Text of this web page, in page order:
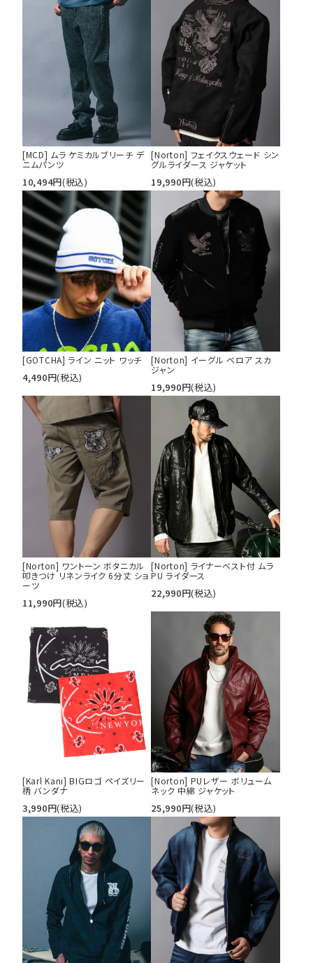
[MCD] ムラ ケミカルブリーチ デ
ニムパンツ
10,494円(税込)
[Norton] フェイクスウェード シン
グルライダース ジャケット
19,990円(税込)
[GOTCHA] ライン ニット ワッチ
4,490円(税込)
[Norton] イーグル ベロア スカ
ジャン
19,990円(税込)
[Norton] ワントーン ボタニカル
叩きつけ リネンライク 6分丈 ショ
ーツ
11,990円(税込)
[Norton] ライナーベスト付 ムラ
PU ライダース
22,990円(税込)
[Karl Kani] BIGロゴ ペイズリー
柄 バンダナ
3,990円(税込)
[Norton] PUレザー ボリューム
ネック 中綿 ジャケット
25,990円(税込)